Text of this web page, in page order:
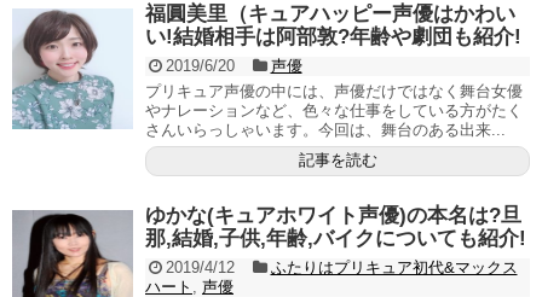
福圓美里（キュアハッピー声優はかわい
い!結婚相手は阿部敦?年齢や劇団も紹介!
2019/6/20
声優
プリキュア声優の中には、声優だけではなく舞台女優
やナレーションなど、色々な仕事をしている方がたく
さんいらっしゃいます。今回は、舞台のある出来...
記事を読む
ゆかな(キュアホワイト声優)の本名は?旦
那,結婚,子供,年齢,バイクについても紹介!
2019/4/12
ふたりはプリキュア初代&マックス
ハート
声優